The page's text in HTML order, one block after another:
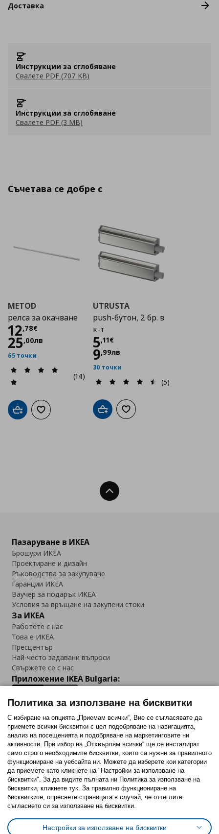
Доставка
Инструкции за сглобяване
Свалете PDF (707 KB)
Инструкции за сглобяване
Свалете PDF (3 MB)
Съчетава се добре с
METOD
релса за окачване
12,78€
Цена
25,00лв
65 точки
(14)
Добави в кошницата
Добави към списъка с любими
UTRUSTA
push-бутон, 2 бр. в
к-т
5,11€
Цена
9,99лв
30 точки
(5)
Добави в кошницата
Добави към списъка с
Нагоре
Пазаруване в ИКЕА
Брошури ИКЕА
Проектиране и дизайн
Ръководства за закупуване
Гаранции ИКЕА
Ваучер за подарък ИКЕА
Условия за връщане на закупени стоки
За ИКЕА
Работете с нас
Това е ИКЕА
Пресцентър
Най-често задавани въпроси
Свържете се с нас
Приложение IKEA Bulgaria:
Последвайте ни:
FacebookTwitterYoutubePinterestInstagram
Политика за използване на бисквитки (Cookies)
Избор на настройки за използване на бисквитки
Условия за ползване на ikea.bgОбща политика за личните данни
Политика за използване на бисквитки
С избиране на опцията „Приемам всички“, Вие се съгласявате да
приемете всички бисквитки с цел подобряване на навигацията,
анализ на посещенията и подобряване на маркетинговите ни
активности. При избор на „Отхвърлям всички“ ще се инсталират
само строго необходимитe бисквитки, които са нужни за правилното
функциониране на уебсайта ни. Можете да изберете кои категории
да приемете като кликнете на "Настройки за използване на
бисквитки". За да видите пълната ни Политика за използване на
бисквитки, кликнете тук. За правилно функциониране на
бисквитките, опреснете страницата в случай, че оттеглите
съгласието си за използване на бисквитки.
Настройки за използване на бисквитки